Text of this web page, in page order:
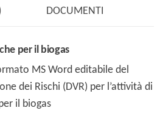
DOCUMENTI
per il biogas
MS Word editabile del
dei Rischi (DVR) per l’attività di
il biogas